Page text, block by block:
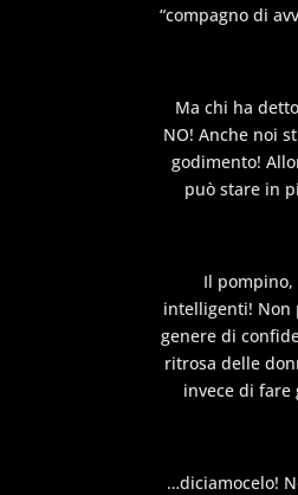
“compagno di
Ma chi ha
NO! Anche noi
godimento!
può stare in
Il
intelligenti! Non
genere di
ritrosa delle
invece di
…diciamocelo!